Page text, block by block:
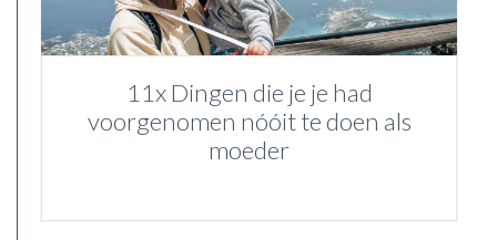
11x Dingen die je je had
voorgenomen nóóit te doen als
moeder